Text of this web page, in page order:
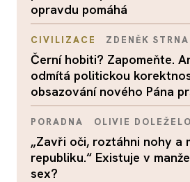
opravdu pomáhá
CIVILIZACE ZDENĚK
Černí hobiti? Zapomeňte.
odmítá politickou
obsazování nového Pána
PORADNA OLIVIE
„Zavři oči, roztáhni nohy a
republiku.“ Existuje v
sex?